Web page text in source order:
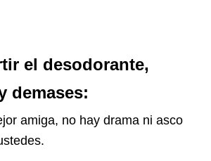
el desodorante,
demases:
amiga, no hay drama ni asco